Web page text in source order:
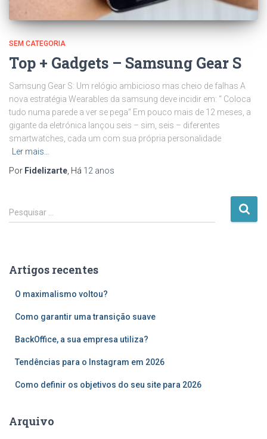
SEM CATEGORIA
Top + Gadgets – Samsung Gear S
Samsung Gear S: Um relógio ambicioso mas cheio de falhas A
nova estratégia Wearables da samsung deve incidir em: “ Coloca
tudo numa parede a ver se pega“ Em pouco mais de 12 meses, a
gigante da eletrónica lançou seis – sim, seis – diferentes
smartwatches, cada um com sua própria personalidade
Ler mais…
Por Fidelizarte, Há 12 anos
P
e
i
Pesquisar …
Artigos recentes
O maximalismo voltou?
Como garantir uma transição suave
BackOffice, a sua empresa utiliza?
Tendências para o Instagram em 2026
Como definir os objetivos do seu site para 2026
Arquivo